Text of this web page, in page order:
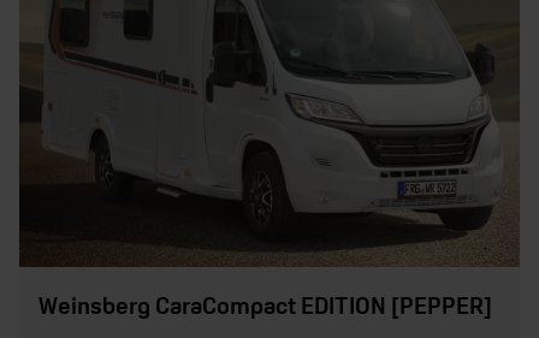
Weinsberg CaraCompact EDITION [PEPPER]